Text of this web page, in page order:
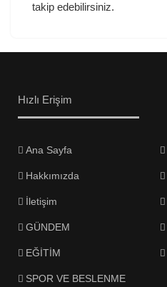
takip edebilirsiniz.
Hızlı Erişim
Ana Sayfa
Hakkımızda
İletişim
GÜNDEM
EĞİTİM
SPOR VE BESLENME